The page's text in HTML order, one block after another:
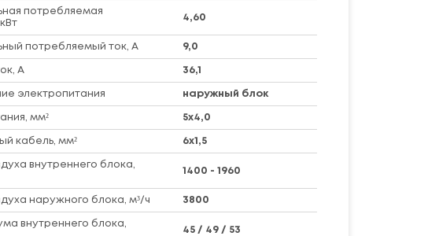
потребляемая
4,60
потребляемый ток, А 9,0
А 36,1
электропитания наружный блок
мм² 5х4,0
кабель, мм² 6х1,5
внутреннего блока,
1400 - 1960
наружного блока, м³/ч 3800
внутреннего блока,
45 / 49 / 53